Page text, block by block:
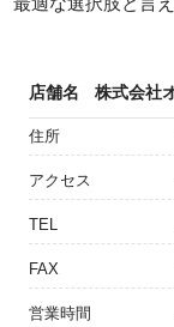
店舗名 株式会社
住所
アクセス
TEL
FAX
営業時間